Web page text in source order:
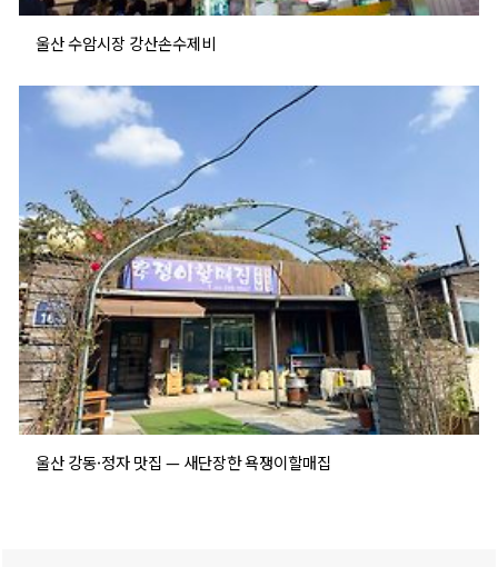
울산 수암시장 강산손수제비
울산 강동·정자 맛집 — 새단장한 욕쟁이할매집